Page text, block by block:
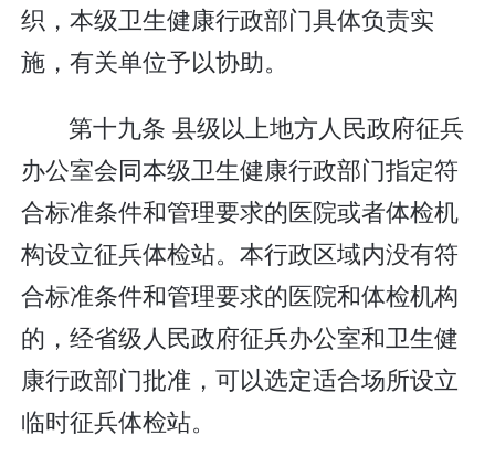
织，本级卫生健康行政部门具体负责实
施，有关单位予以协助。
第十九条 县级以上地方人民政府征兵
办公室会同本级卫生健康行政部门指定符
合标准条件和管理要求的医院或者体检机
构设立征兵体检站。本行政区域内没有符
合标准条件和管理要求的医院和体检机构
的，经省级人民政府征兵办公室和卫生健
康行政部门批准，可以选定适合场所设立
临时征兵体检站。